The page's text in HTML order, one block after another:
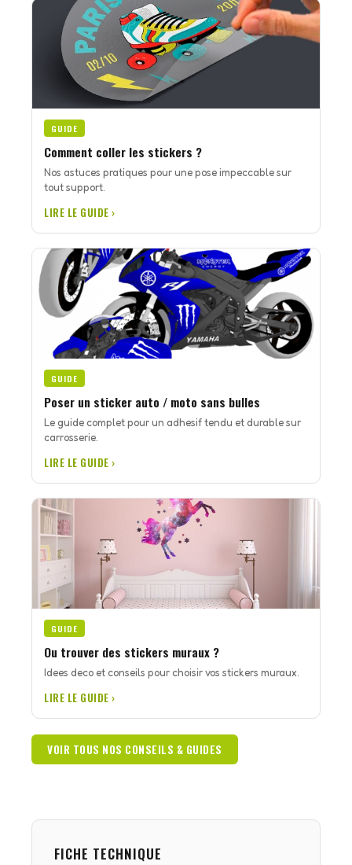
GUIDE
Comment coller les stickers ?
Nos astuces pratiques pour une pose impeccable sur
tout support.
LIRE LE GUIDE ›
GUIDE
Poser un sticker auto / moto sans bulles
Le guide complet pour un adhesif tendu et durable sur
carrosserie.
LIRE LE GUIDE ›
GUIDE
Ou trouver des stickers muraux ?
Idees deco et conseils pour choisir vos stickers muraux.
LIRE LE GUIDE ›
VOIR TOUS NOS CONSEILS & GUIDES
FICHE TECHNIQUE